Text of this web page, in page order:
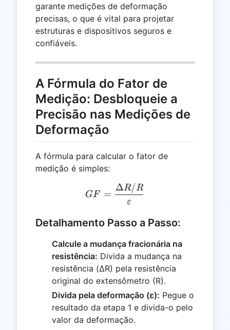
garante medições de deformação
precisas, o que é vital para projetar
estruturas e dispositivos seguros e
confiáveis.
A Fórmula do Fator de
Medição: Desbloqueie a
Precisão nas Medições de
Deformação
A fórmula para calcular o fator de
medição é simples:
GF = \frac{\Delta R /
GF =
ε
ΔR/R
Detalhamento Passo a Passo:
Calcule a mudança fracionária na
resistência: Divida a mudança na
resistência (ΔR) pela resistência
original do extensômetro (R).
Divida pela deformação (ε): Pegue o
resultado da etapa 1 e divida-o pelo
valor da deformação.